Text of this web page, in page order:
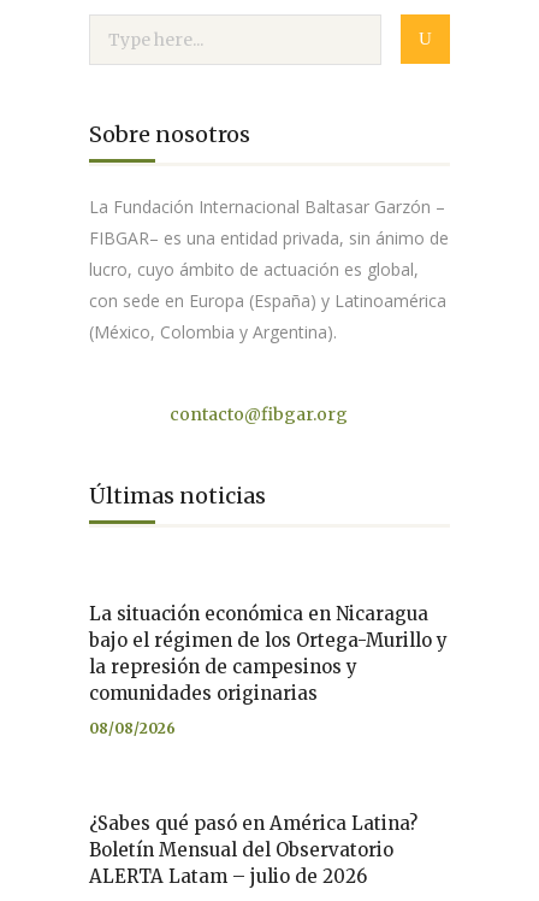
Sobre nosotros
La Fundación Internacional Baltasar Garzón –
FIBGAR– es una entidad privada, sin ánimo de
lucro, cuyo ámbito de actuación es global,
con sede en Europa (España) y Latinoamérica
(México, Colombia y Argentina).
contacto@fibgar.org
Últimas noticias
La situación económica en Nicaragua
bajo el régimen de los Ortega-Murillo y
la represión de campesinos y
comunidades originarias
08/08/2026
¿Sabes qué pasó en América Latina?
Boletín Mensual del Observatorio
ALERTA Latam – julio de 2026